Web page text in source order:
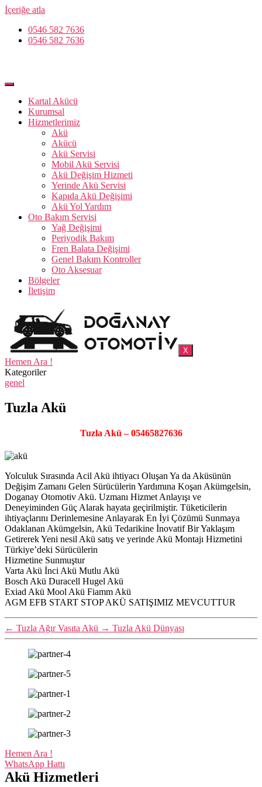
İçeriğe atla
0546 582 7636
0546 582 7636
Kartal Akücü
Kurumsal
Hizmetlerimiz
Akü
Akücü
Akü Servisi
Mobil Akü Servisi
Akü Değişim Hizmeti
Yerinde Akü Servisi
Kapıda Akü Değişimi
Akü Yol Yardım
Oto Bakım Servisi
Yağ Değişimi
Periyodik Bakım
Fren Balata Değişimi
Genel Bakım Kontroller
Oto Aksesuar
Bölgeler
İletişim
X
Hemen Ara !
Kategoriler
genel
Tuzla Akü
Tuzla Akü – 05465827636
Yolculuk Sırasında Acil Akü ihtiyacı Oluşan Ya da Aküsünün
Değişim Zamanı Gelen Sürücülerin Yardımına Koşan Akümgelsin,
Doganay Otomotiv Akü. Uzmanı Hizmet Anlayışı ve
Deneyiminden Güç Alarak hayata geçirilmiştir. Tüketicilerin
ihtiyaçlarını Derinlemesine Anlayarak En İyi Çözümü Sunmaya
Odaklanan Akümgelsin, Akü Tedarikine İnovatif Bir Yaklaşım
Getirerek Yeni nesil Akü satış ve yerinde Akü Montajı Hizmetini
Türkiye’deki Sürücülerin
Hizmetine Sunmuştur
Varta Akü İnci Akü Mutlu Akü
Bosch Akü Duracell Hugel Akü
Exiad Akü Mool Akü Fiamm Akü
AGM EFB START STOP AKÜ SATIŞIMIZ MEVCUTTUR
← Tuzla Ağır Vasıta Akü → Tuzla Akü Dünyası
Hemen Ara !
WhatsApp Hattı
Akü Hizmetleri